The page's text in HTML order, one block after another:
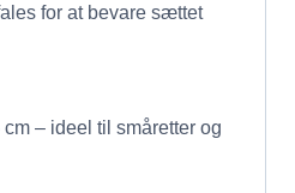
for at bevare sættet
– ideel til småretter og